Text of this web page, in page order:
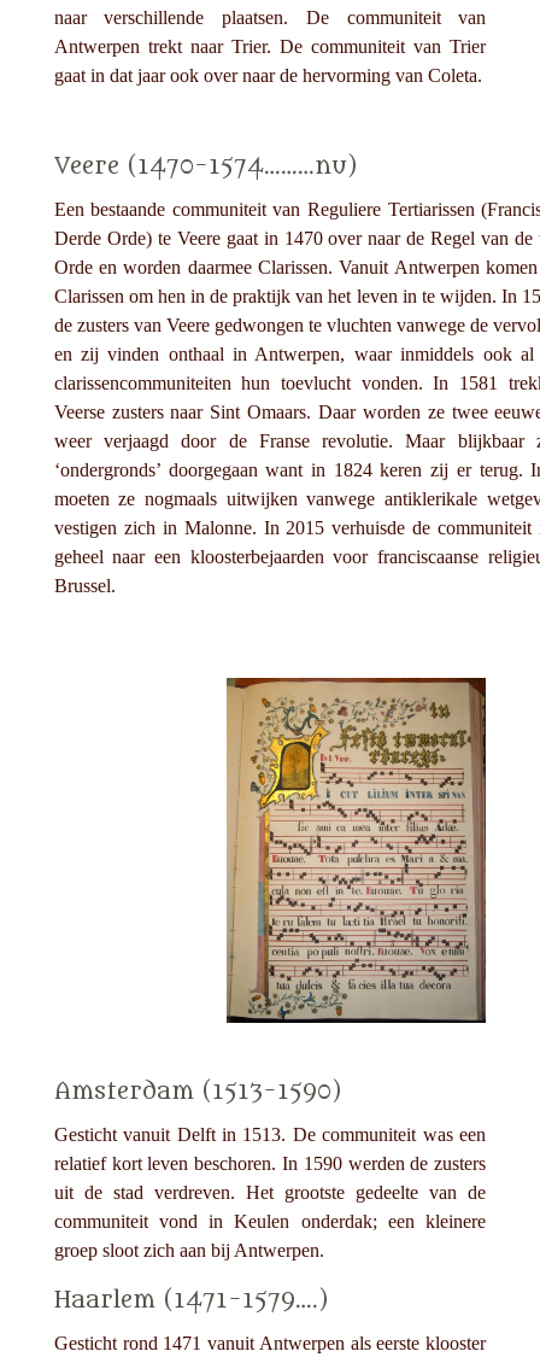
naar verschillende plaatsen. De communiteit van
Antwerpen trekt naar Trier. De communiteit van Trier
gaat in dat jaar ook over naar de hervorming van Coleta.
Veere (1470-1574………nu)
Een bestaande communiteit van Reguliere Tertiarissen
Derde Orde) te Veere gaat in 1470 over naar de Regel van de
Orde en worden daarmee Clarissen. Vanuit Antwerpen
Clarissen om hen in de praktijk van het leven in te wijden. In
de zusters van Veere gedwongen te vluchten vanwege de
en zij vinden onthaal in Antwerpen, waar inmiddels ook al
clarissencommuniteiten hun toevlucht vonden. In 1581
Veerse zusters naar Sint Omaars. Daar worden ze twee
weer verjaagd door de Franse revolutie. Maar blijkbaar
‘ondergronds’ doorgegaan want in 1824 keren zij er terug.
moeten ze nogmaals uitwijken vanwege antiklerikale
vestigen zich in Malonne. In 2015 verhuisde de communiteit
geheel naar een kloosterbejaarden voor franciscaanse
Brussel.
Amsterdam (1513-1590)
Gesticht vanuit Delft in 1513. De communiteit was een
relatief kort leven beschoren. In 1590 werden de zusters
uit de stad verdreven. Het grootste gedeelte van de
communiteit vond in Keulen onderdak; een kleinere
groep sloot zich aan bij Antwerpen.
Haarlem (1471-1579….)
Gesticht rond 1471 vanuit Antwerpen als eerste klooster